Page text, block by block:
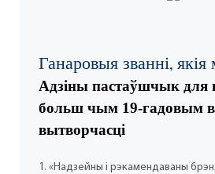
Ганаровыя званні,
Адзіны пастаўшчык для
больш чым 19-гадовым
вытворчасці
1. «Надзейны і рэкамендаваны